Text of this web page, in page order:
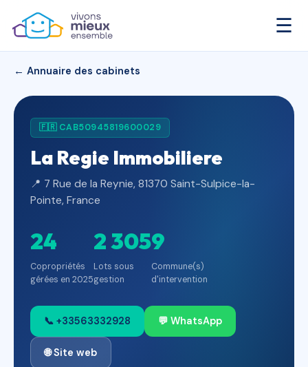
☰
← Annuaire des cabinets
🇫🇷 CAB50945819600029
La Regie Immobiliere
📍 7 Rue de la Reynie, 81370 Saint-Sulpice-la-
Pointe, France
24
Copropriétés
gérées en 2025
2 305
Lots sous
gestion
9
Commune(s)
d'intervention
📞 +33563332928 💬 WhatsApp
🌐 Site web